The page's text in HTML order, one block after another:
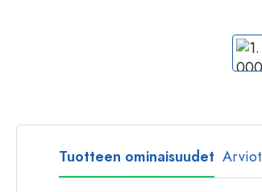
Tuotteen ominaisuudet Arviot